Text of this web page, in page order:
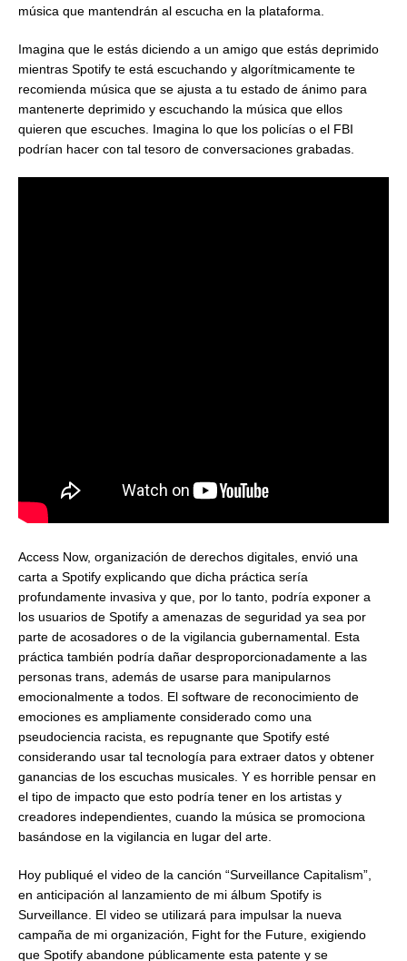
música que mantendrán al escucha en la plataforma.
Imagina que le estás diciendo a un amigo que estás deprimido
mientras Spotify te está escuchando y algorítmicamente te
recomienda música que se ajusta a tu estado de ánimo para
mantenerte deprimido y escuchando la música que ellos
quieren que escuches. Imagina lo que los policías o el FBI
podrían hacer con tal tesoro de conversaciones grabadas.
Access Now, organización de derechos digitales, envió una
carta a Spotify explicando que dicha práctica sería
profundamente invasiva y que, por lo tanto, podría exponer a
los usuarios de Spotify a amenazas de seguridad ya sea por
parte de acosadores o de la vigilancia gubernamental. Esta
práctica también podría dañar desproporcionadamente a las
personas trans, además de usarse para manipularnos
emocionalmente a todos. El software de reconocimiento de
emociones es ampliamente considerado como una
pseudociencia racista, es repugnante que Spotify esté
considerando usar tal tecnología para extraer datos y obtener
ganancias de los escuchas musicales. Y es horrible pensar en
el tipo de impacto que esto podría tener en los artistas y
creadores independientes, cuando la música se promociona
basándose en la vigilancia en lugar del arte.
Hoy publiqué el video de la canción “Surveillance Capitalism”,
en anticipación al lanzamiento de mi álbum Spotify is
Surveillance. El video se utilizará para impulsar la nueva
campaña de mi organización, Fight for the Future, exigiendo
que Spotify abandone públicamente esta patente y se